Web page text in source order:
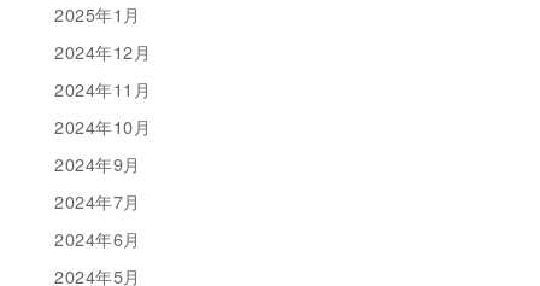
2025年1月
2024年12月
2024年11月
2024年10月
2024年9月
2024年7月
2024年6月
2024年5月